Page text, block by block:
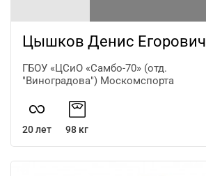
Цышков Денис Егорович
ГБОУ «ЦСиО «Самбо-70» (отд.
"Виноградова") Москомспорта
20 лет 98 кг